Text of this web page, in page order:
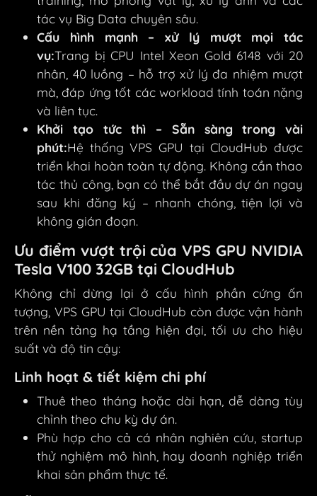
tác vụ Big Data chuyên sâu.
Cấu hình mạnh – xử lý mượt mọi tác
vụ:Trang bị CPU Intel Xeon Gold 6148 với 20
nhân, 40 luồng – hỗ trợ xử lý đa nhiệm mượt
mà, đáp ứng tốt các workload tính toán nặng
và liên tục.
Khởi tạo tức thì – Sẵn sàng trong vài
phút:Hệ thống VPS GPU tại CloudHub được
triển khai hoàn toàn tự động. Không cần thao
tác thủ công, bạn có thể bắt đầu dự án ngay
sau khi đăng ký – nhanh chóng, tiện lợi và
không gián đoạn.
Ưu điểm vượt trội của VPS GPU NVIDIA
Tesla V100 32GB tại CloudHub
Không chỉ dừng lại ở cấu hình phần cứng ấn
tượng, VPS GPU tại CloudHub còn được vận hành
trên nền tảng hạ tầng hiện đại, tối ưu cho hiệu
suất và độ tin cậy:
Linh hoạt & tiết kiệm chi phí
Thuê theo tháng hoặc dài hạn, dễ dàng tùy
chỉnh theo chu kỳ dự án.
Phù hợp cho cả cá nhân nghiên cứu, startup
thử nghiệm mô hình, hay doanh nghiệp triển
khai sản phẩm thực tế.